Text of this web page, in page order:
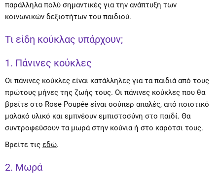
παράλληλα πολύ σημαντικές για την ανάπτυξη των
κοινωνικών δεξιοτήτων του παιδιού.
Τι είδη κούκλας υπάρχουν;
1. Πάνινες κούκλες
Οι πάνινες κούκλες είναι κατάλληλες για τα παιδιά από τους
πρώτους μήνες της ζωής τους. Οι πάνινες κούκλες που θα
βρείτε στο Rose Poupée είναι σούπερ απαλές, από ποιοτικό
μαλακό υλικό και εμπνέουν εμπιστοσύνη στο παιδί. Θα
συντροφεύσουν τα μωρά στην κούνια ή στο καρότσι τους.
Βρείτε τις εδώ.
2. Μωρά